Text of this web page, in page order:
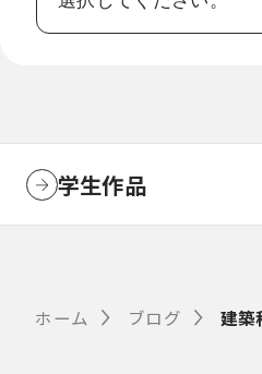
学生作品
ホーム ブログ